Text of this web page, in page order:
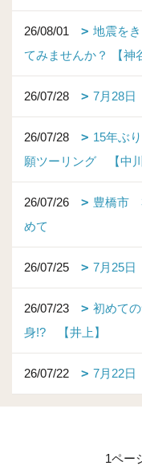
26/08/01
地震を
てみませんか？ 【神
26/07/28 7月28
26/07/28
15年ぶ
願ツーリング 【中川
26/07/26
豊橋市
めて
26/07/25 7月25
26/07/23
初めて
身!? 【井上】
26/07/22 7月22
1ペー